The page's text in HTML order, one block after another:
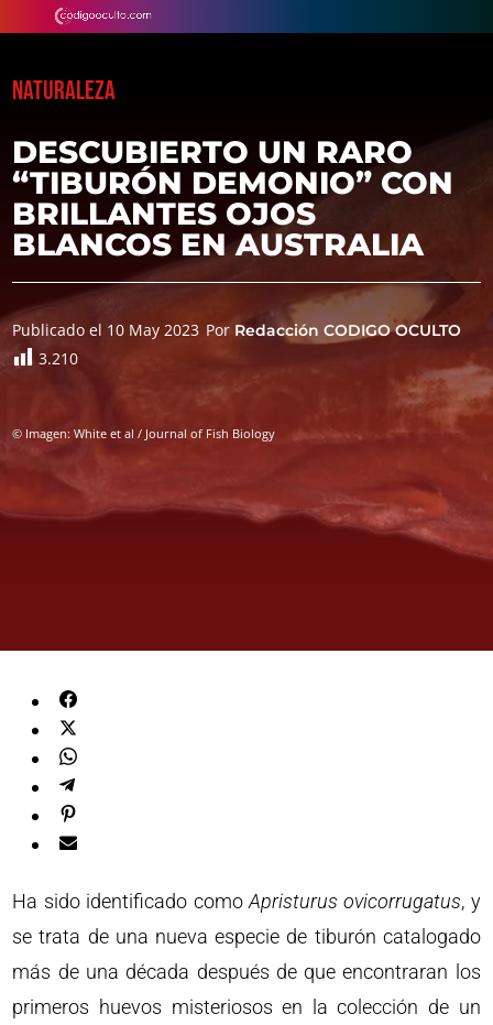
NATURALEZA
DESCUBIERTO UN RARO
“TIBURÓN DEMONIO” CON
BRILLANTES OJOS
BLANCOS EN AUSTRALIA
Publicado el 10 May 2023 Por Redacción CODIGO OCULTO
3.210
© Imagen: White et al / Journal of Fish Biology
Ha sido identificado como Apristurus ovicorrugatus, y
se trata de una nueva especie de tiburón catalogado
más de una década después de que encontraran los
primeros huevos misteriosos en la colección de un